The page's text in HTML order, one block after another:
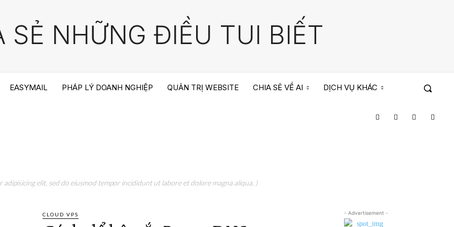
SẺ NHỮNG ĐIỀU TUI BIẾT
EASYMAIL PHÁP LÝ DOANH NGHIỆP QUẢN TRỊ WEBSITE CHIA SẺ VỀ AI DỊCH VỤ KHÁC
elit, sed do eiusmod tempor incididunt ut labore et dolore magna aliqua. )
CLOUD VPS - Advertisement -